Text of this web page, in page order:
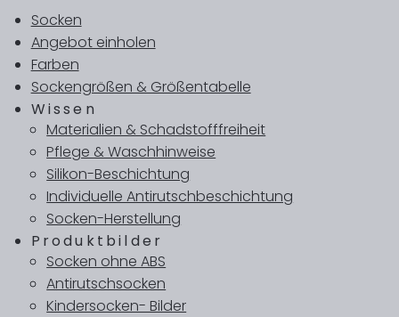
Socken
Angebot einholen
Farben
Sockengrößen & Größentabelle
Wissen
Materialien & Schadstofffreiheit
Pflege & Waschhinweise
Silikon-Beschichtung
Individuelle Antirutschbeschichtung
Socken-Herstellung
Produktbilder
Socken ohne ABS
Antirutschsocken
Kindersocken- Bilder